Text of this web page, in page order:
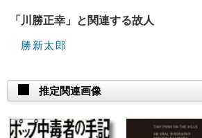
「川勝正幸」と関連する故人
勝新太郎
推定関連画像